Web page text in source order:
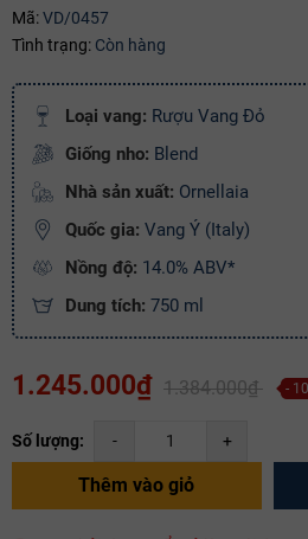
Mã:VD/0457
Tình trạng: Còn hàng
Loại vang: Rượu Vang Đỏ
Giống nho: Blend
Nhà sản xuất: Ornellaia
Quốc gia: Vang Ý (Italy)
Nồng độ: 14.0% ABV*
Dung tích: 750 ml
1.245.000₫ 1.384.000₫ -
Số lượng: - +
Thêm vào giỏ
Mã giảm giá:
Ngày hết hạn:
Điều kiện: